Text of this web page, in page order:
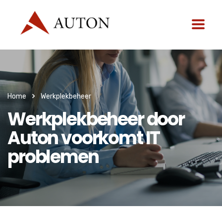
Home Werkplekbeheer
Werkplekbeheer door
Auton voorkomt IT
problemen